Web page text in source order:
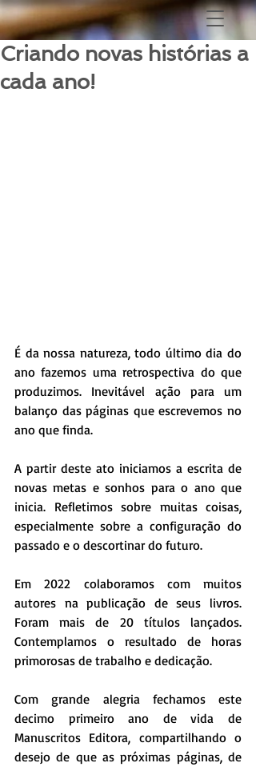
Criando novas histórias a
cada ano!
É da nossa natureza, todo último dia do
ano fazemos uma retrospectiva do que
produzimos. Inevitável ação para um
balanço das páginas que escrevemos no
ano que finda.
A partir deste ato iniciamos a escrita de
novas metas e sonhos para o ano que
inicia. Refletimos sobre muitas coisas,
especialmente sobre a configuração do
passado e o descortinar do futuro.
Em 2022 colaboramos com muitos
autores na publicação de seus livros.
Foram mais de 20 títulos lançados.
Contemplamos o resultado de horas
primorosas de trabalho e dedicação.
Com grande alegria fechamos este
decimo primeiro ano de vida de
Manuscritos Editora, compartilhando o
desejo de que as próximas páginas, de